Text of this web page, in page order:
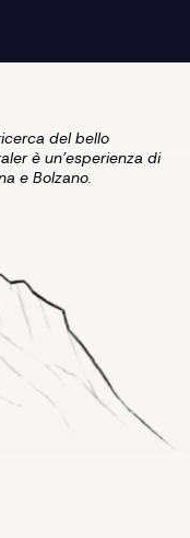
del bello
è un'esperienza di
e Bolzano.